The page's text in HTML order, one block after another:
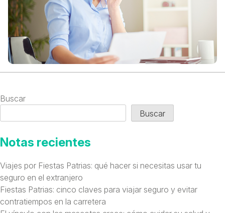
Buscar
Buscar
Notas recientes
Viajes por Fiestas Patrias: qué hacer si necesitas usar tu
seguro en el extranjero
Fiestas Patrias: cinco claves para viajar seguro y evitar
contratiempos en la carretera